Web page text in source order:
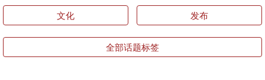
文化 发布
全部话题标签